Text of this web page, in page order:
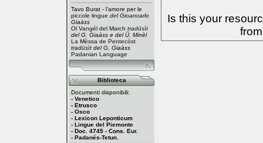
Tavo Burat - l'amore per le
piccole linguedel Gioancarlo
Giaàss
Ol Vangél del March tradüsìt
del G. Giaàss e del Ü. Minèl
La Mèssa de Pentecòst
tradüsìt del G. Giaàss
Padanian Language
Biblioteca
Documenti disponibili:
- Venetico
- Etrusco
- Osco
- Lexicon Leponticum
- Lingue del Piemonte
- Doc. 4745 - Cons. Eur.
- Padanés-Tetun.
Is this your